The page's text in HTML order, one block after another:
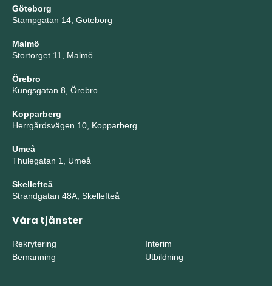
Göteborg
Stampgatan 14, Göteborg
Malmö
Stortorget 11, Malmö
Örebro
Kungsgatan 8, Örebro
Kopparberg
Herrgårdsvägen 10, Kopparberg
Umeå
Thulegatan 1, Umeå
Skellefteå
Strandgatan 48A, Skellefteå
Våra tjänster
Rekrytering
Bemanning
Interim
Utbildning